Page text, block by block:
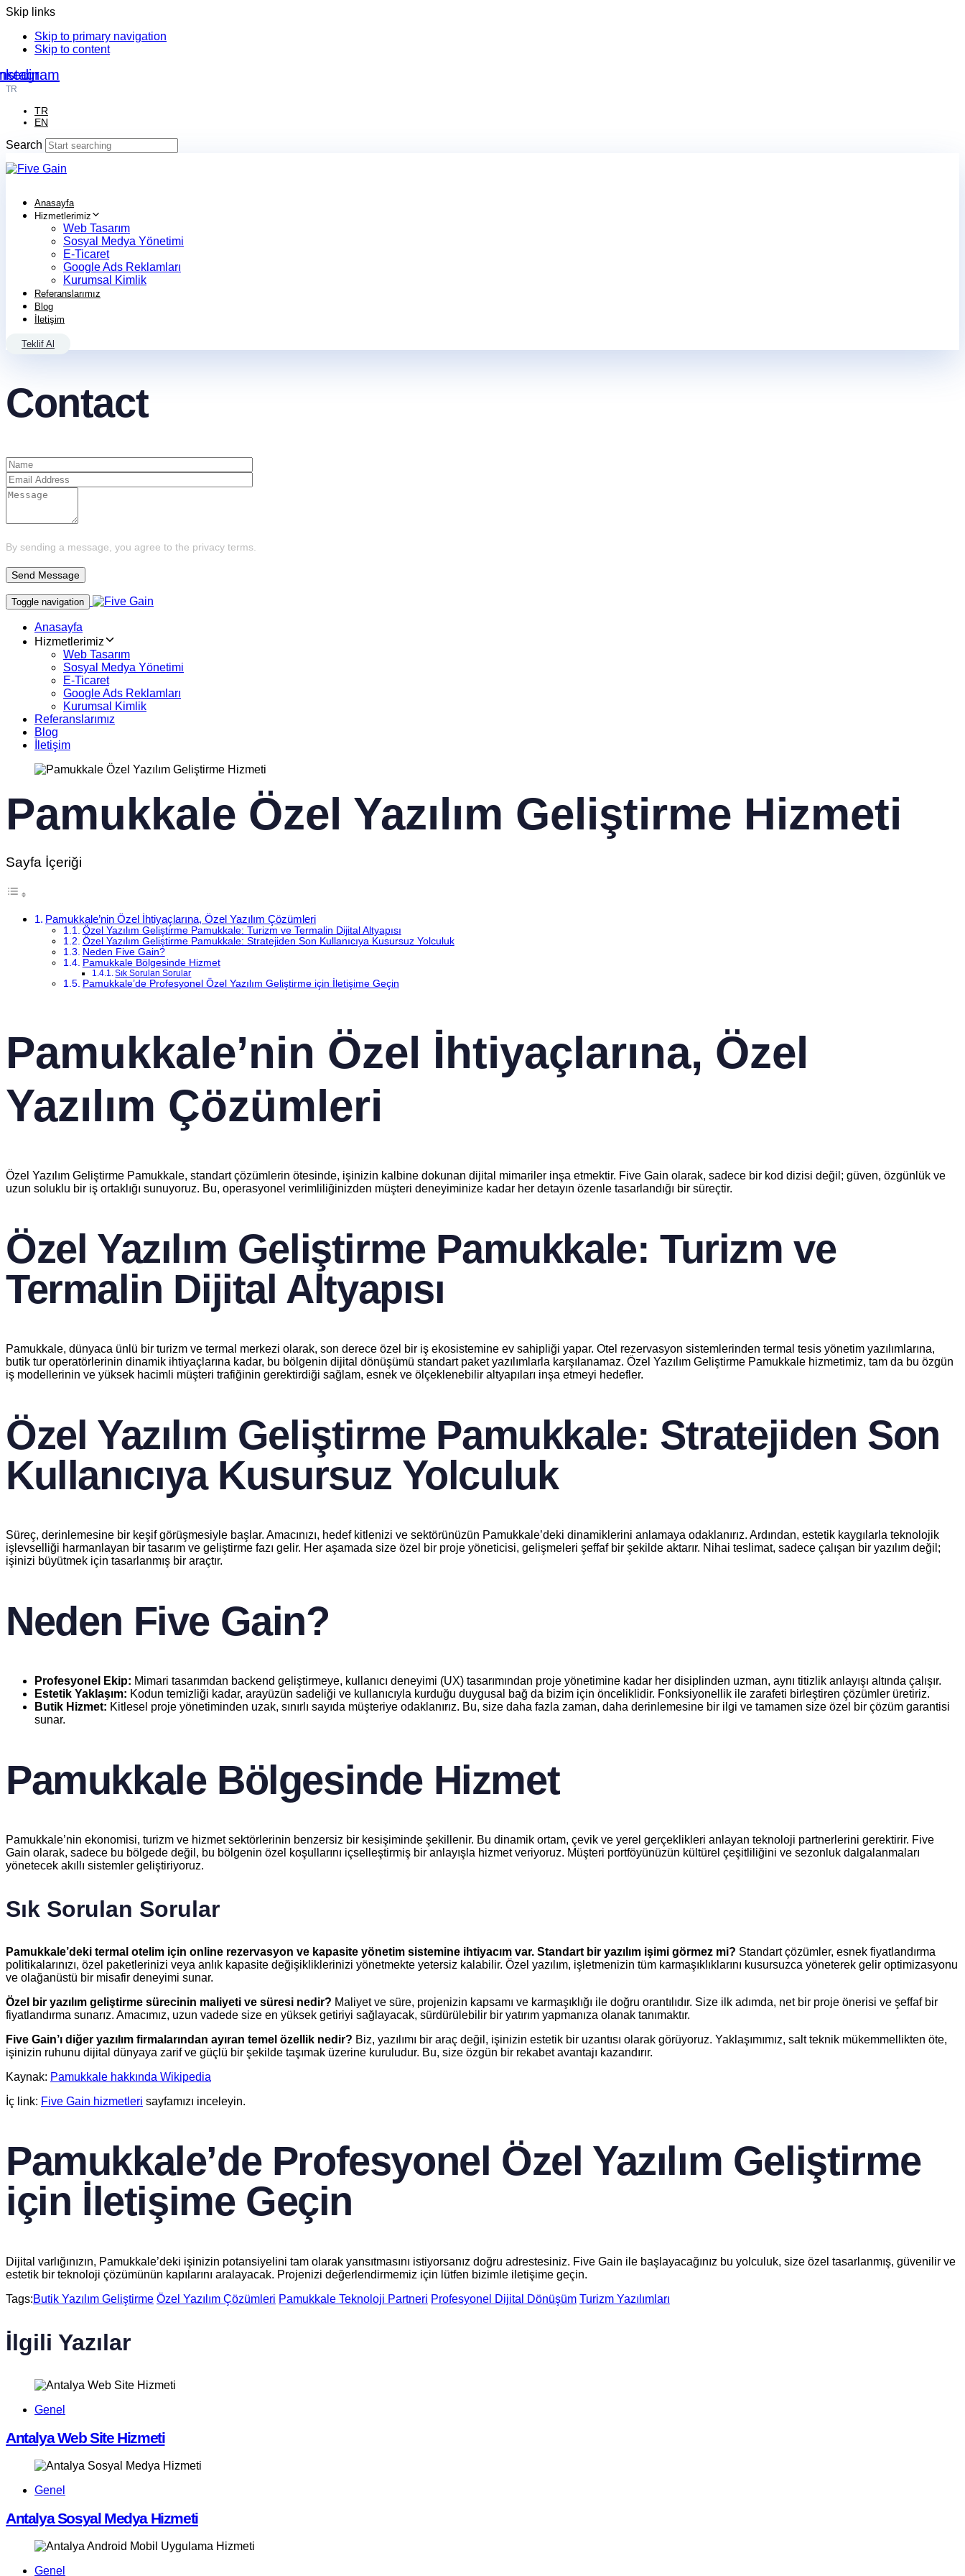
Skip links
Skip to primary navigation
Skip to content
TR
TR
EN
Search
Anasayfa
Hizmetlerimiz
Web Tasarım
Sosyal Medya Yönetimi
E-Ticaret
Google Ads Reklamları
Kurumsal Kimlik
Referanslarımız
Blog
İletişim
Teklif Al
Contact
By sending a message, you agree to the privacy terms.
Toggle navigation
Anasayfa
Hizmetlerimiz
Web Tasarım
Sosyal Medya Yönetimi
E-Ticaret
Google Ads Reklamları
Kurumsal Kimlik
Referanslarımız
Blog
İletişim
Pamukkale Özel Yazılım Geliştirme Hizmeti
Sayfa İçeriği
Pamukkale’nin Özel İhtiyaçlarına, Özel Yazılım Çözümleri
Özel Yazılım Geliştirme Pamukkale: Turizm ve Termalin Dijital Altyapısı
Özel Yazılım Geliştirme Pamukkale: Stratejiden Son Kullanıcıya Kusursuz Yolculuk
Neden Five Gain?
Pamukkale Bölgesinde Hizmet
Sık Sorulan Sorular
Pamukkale’de Profesyonel Özel Yazılım Geliştirme için İletişime Geçin
Pamukkale’nin Özel İhtiyaçlarına, Özel
Yazılım Çözümleri
Özel Yazılım Geliştirme Pamukkale, standart çözümlerin ötesinde, işinizin kalbine dokunan dijital mimariler inşa etmektir. Five Gain olarak, sadece bir kod dizisi değil; güven, özgünlük ve
uzun soluklu bir iş ortaklığı sunuyoruz. Bu, operasyonel verimliliğinizden müşteri deneyiminize kadar her detayın özenle tasarlandığı bir süreçtir.
Özel Yazılım Geliştirme Pamukkale: Turizm ve
Termalin Dijital Altyapısı
Pamukkale, dünyaca ünlü bir turizm ve termal merkezi olarak, son derece özel bir iş ekosistemine ev sahipliği yapar. Otel rezervasyon sistemlerinden termal tesis yönetim yazılımlarına,
butik tur operatörlerinin dinamik ihtiyaçlarına kadar, bu bölgenin dijital dönüşümü standart paket yazılımlarla karşılanamaz. Özel Yazılım Geliştirme Pamukkale hizmetimiz, tam da bu özgün
iş modellerinin ve yüksek hacimli müşteri trafiğinin gerektirdiği sağlam, esnek ve ölçeklenebilir altyapıları inşa etmeyi hedefler.
Özel Yazılım Geliştirme Pamukkale: Stratejiden Son
Kullanıcıya Kusursuz Yolculuk
Süreç, derinlemesine bir keşif görüşmesiyle başlar. Amacınızı, hedef kitlenizi ve sektörünüzün Pamukkale’deki dinamiklerini anlamaya odaklanırız. Ardından, estetik kaygılarla teknolojik
işlevselliği harmanlayan bir tasarım ve geliştirme fazı gelir. Her aşamada size özel bir proje yöneticisi, gelişmeleri şeffaf bir şekilde aktarır. Nihai teslimat, sadece çalışan bir yazılım değil;
işinizi büyütmek için tasarlanmış bir araçtır.
Neden Five Gain?
Profesyonel Ekip: Mimari tasarımdan backend geliştirmeye, kullanıcı deneyimi (UX) tasarımından proje yönetimine kadar her disiplinden uzman, aynı titizlik anlayışı altında çalışır.
Estetik Yaklaşım: Kodun temizliği kadar, arayüzün sadeliği ve kullanıcıyla kurduğu duygusal bağ da bizim için önceliklidir. Fonksiyonellik ile zarafeti birleştiren çözümler üretiriz.
Butik Hizmet: Kitlesel proje yönetiminden uzak, sınırlı sayıda müşteriye odaklanırız. Bu, size daha fazla zaman, daha derinlemesine bir ilgi ve tamamen size özel bir çözüm garantisi
sunar.
Pamukkale Bölgesinde Hizmet
Pamukkale’nin ekonomisi, turizm ve hizmet sektörlerinin benzersiz bir kesişiminde şekillenir. Bu dinamik ortam, çevik ve yerel gerçeklikleri anlayan teknoloji partnerlerini gerektirir. Five
Gain olarak, sadece bu bölgede değil, bu bölgenin özel koşullarını içselleştirmiş bir anlayışla hizmet veriyoruz. Müşteri portföyünüzün kültürel çeşitliliğini ve sezonluk dalgalanmaları
yönetecek akıllı sistemler geliştiriyoruz.
Sık Sorulan Sorular
Pamukkale’deki termal otelim için online rezervasyon ve kapasite yönetim sistemine ihtiyacım var. Standart bir yazılım işimi görmez mi? Standart çözümler, esnek fiyatlandırma
politikalarınızı, özel paketlerinizi veya anlık kapasite değişikliklerinizi yönetmekte yetersiz kalabilir. Özel yazılım, işletmenizin tüm karmaşıklıklarını kusursuzca yöneterek gelir optimizasyonu
ve olağanüstü bir misafir deneyimi sunar.
Özel bir yazılım geliştirme sürecinin maliyeti ve süresi nedir? Maliyet ve süre, projenizin kapsamı ve karmaşıklığı ile doğru orantılıdır. Size ilk adımda, net bir proje önerisi ve şeffaf bir
fiyatlandırma sunarız. Amacımız, uzun vadede size en yüksek getiriyi sağlayacak, sürdürülebilir bir yatırım yapmanıza olanak tanımaktır.
Five Gain’ı diğer yazılım firmalarından ayıran temel özellik nedir? Biz, yazılımı bir araç değil, işinizin estetik bir uzantısı olarak görüyoruz. Yaklaşımımız, salt teknik mükemmellikten öte,
işinizin ruhunu dijital dünyaya zarif ve güçlü bir şekilde taşımak üzerine kuruludur. Bu, size özgün bir rekabet avantajı kazandırır.
Kaynak: Pamukkale hakkında Wikipedia
İç link: Five Gain hizmetleri sayfamızı inceleyin.
Pamukkale’de Profesyonel Özel Yazılım Geliştirme
için İletişime Geçin
Dijital varlığınızın, Pamukkale’deki işinizin potansiyelini tam olarak yansıtmasını istiyorsanız doğru adrestesiniz. Five Gain ile başlayacağınız bu yolculuk, size özel tasarlanmış, güvenilir ve
estetik bir teknoloji çözümünün kapılarını aralayacak. Projenizi değerlendirmemiz için lütfen bizimle iletişime geçin.
Tags:Butik Yazılım Geliştirme Özel Yazılım Çözümleri Pamukkale Teknoloji Partneri Profesyonel Dijital Dönüşüm Turizm Yazılımları
İlgili Yazılar
Genel
Antalya Web Site Hizmeti
Genel
Antalya Sosyal Medya Hizmeti
Genel